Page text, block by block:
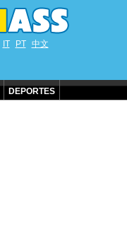
IT PT 中文
DEPORTES